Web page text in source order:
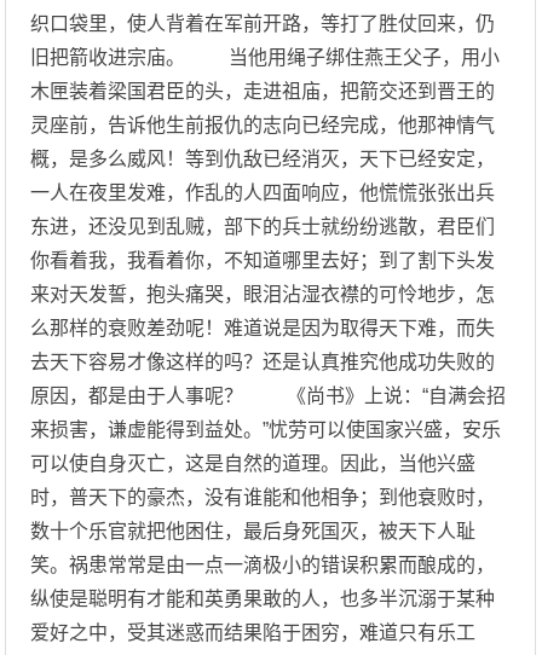
织口袋里，使人背着在军前开路，等打了胜仗回来，仍
旧把箭收进宗庙。 当他用绳子绑住燕王父子，用小
木匣装着梁国君臣的头，走进祖庙，把箭交还到晋王的
灵座前，告诉他生前报仇的志向已经完成，他那神情气
概，是多么威风！等到仇敌已经消灭，天下已经安定，
一人在夜里发难，作乱的人四面响应，他慌慌张张出兵
东进，还没见到乱贼，部下的兵士就纷纷逃散，君臣们
你看着我，我看着你，不知道哪里去好；到了割下头发
来对天发誓，抱头痛哭，眼泪沾湿衣襟的可怜地步，怎
么那样的衰败差劲呢！难道说是因为取得天下难，而失
去天下容易才像这样的吗？还是认真推究他成功失败的
原因，都是由于人事呢？ 《尚书》上说：“自满会招
来损害，谦虚能得到益处。”忧劳可以使国家兴盛，安乐
可以使自身灭亡，这是自然的道理。因此，当他兴盛
时，普天下的豪杰，没有谁能和他相争；到他衰败时，
数十个乐官就把他困住，最后身死国灭，被天下人耻
笑。祸患常常是由一点一滴极小的错误积累而酿成的，
纵使是聪明有才能和英勇果敢的人，也多半沉溺于某种
爱好之中，受其迷惑而结果陷于困穷，难道只有乐工